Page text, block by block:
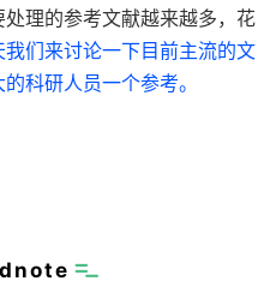
理的参考文献越来越多，花
我们来讨论一下目前主流的文
科研人员一个参考。